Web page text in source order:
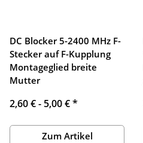
DC Blocker 5-2400 MHz F-
Stecker auf F-Kupplung
Montageglied breite
Mutter
2,60 € - 5,00 €*
Zum Artikel